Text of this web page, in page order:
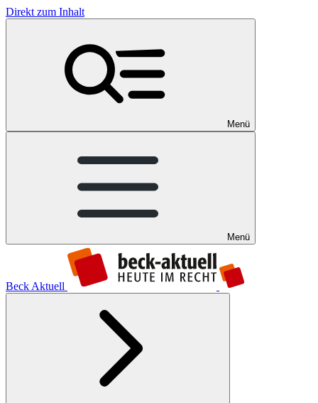
Direkt zum Inhalt
Menü
Menü
Beck Aktuell